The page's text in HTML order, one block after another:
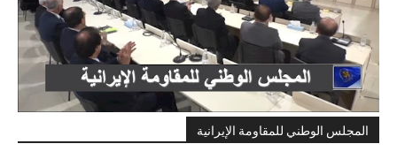
المجلس الوطني للمقاومة الإيرانية